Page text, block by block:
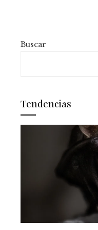
Buscar
Tendencias